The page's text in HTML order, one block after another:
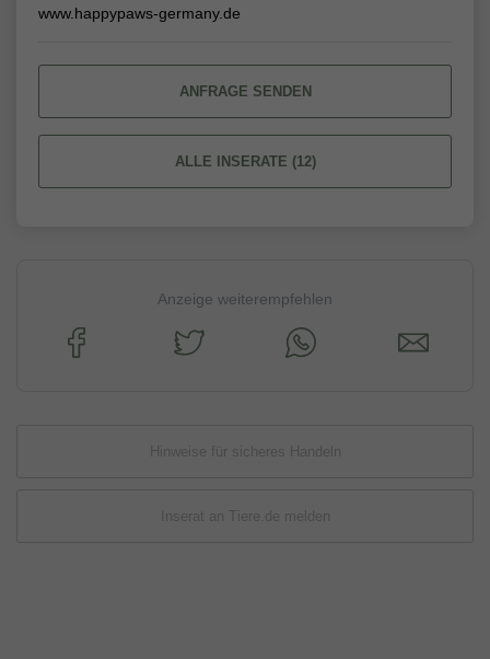
www.happypaws-germany.de
ANFRAGE SENDEN
ALLE INSERATE (12)
Anzeige weiterempfehlen
Hinweise für sicheres Handeln
Inserat an Tiere.de melden